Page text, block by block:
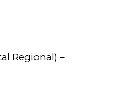
Regional) –